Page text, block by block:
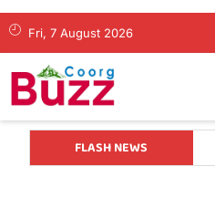
Fri, 7 August 2026
FLASH NEWS